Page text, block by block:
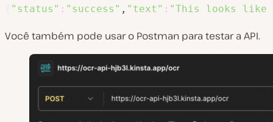
"status" : "success" , "text" : "This looks like
Você também pode usar o Postman para testar a API.